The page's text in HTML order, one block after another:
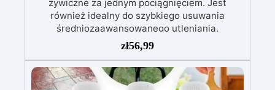
powierzchni (zwłaszcza pokrytych żywicą).
żywiczne za jednym pociągnięciem. Jest
również idealny do szybkiego usuwania
średniozaawansowanego utleniania,
delikatnych zadrapań, skaz i innych drobnych
defektów na żywicznej powierzchni. Ten krem
usuwa defekty pozostawione przez środki
ścierne o ziarnistości P1500 lub mniejszej i
zł56,99